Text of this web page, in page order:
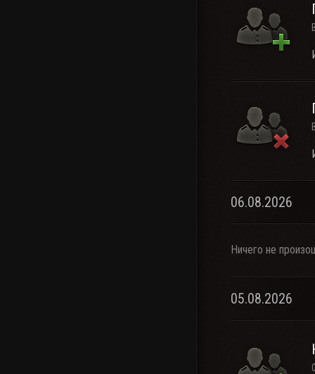
06.08.2026
Ничего не
05.08.2026